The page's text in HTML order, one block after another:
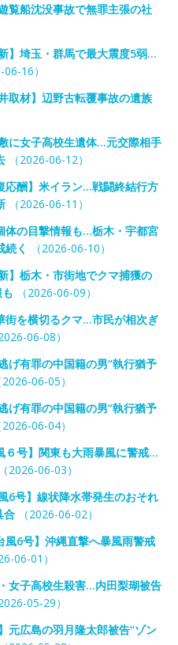
覧船沈没事故で無罪主張の社
】埼玉・群馬で最大震度5弱…
16）
取材】辺野古転覆事故の遺族
に女子高校生遺体…元交際相手
（2026-06-12）
酬】米イラン…戦闘終結行方
（2026-06-11）
の目撃情報も…栃木・宇都宮
続く
（2026-06-10）
】栃木・市街地でクマ捕獲の
（2026-06-09）
を横切るクマ…市民が相次ぎ
06-08）
有罪の中国籍の男“執行猶予
06-05）
有罪の中国籍の男“執行猶予
06-04）
号】関東も大雨暴風に警戒…
（2026-06-03）
6号】線状降水帯発生のおそれ
合（2026-06-02）
6号】沖縄直撃へ暴風雨警戒
06-01）
女子高校生殺害…内田梨瑚被告
05-29）
広島の羽月隆太郎被告“ゾン